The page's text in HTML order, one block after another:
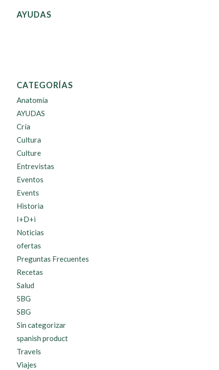
AYUDAS
CATEGORÍAS
Anatomía
AYUDAS
Cría
Cultura
Culture
Entrevistas
Eventos
Events
Historia
I+D+i
Noticias
ofertas
Preguntas Frecuentes
Recetas
Salud
SBG
SBG
Sin categorizar
spanish product
Travels
Viajes